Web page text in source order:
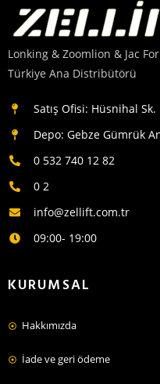
Lonking & Zoomlion & Jac
Türkiye Ana Distribütörü
Satış Ofisi: Hüsnihal
Depo: Gebze Gümrük
0 532 740 12 82
0 2
info@zellift.com.tr
09:00- 19:00
KURUMSAL
Hakkımızda
İade ve geri ödeme